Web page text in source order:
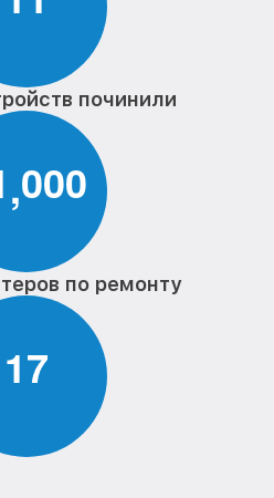
починили
,000
по ремонту
17